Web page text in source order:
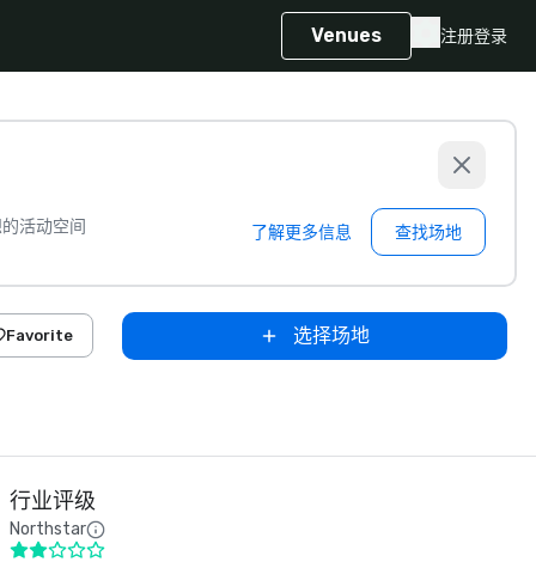
Venues 注册登录
活动空间 了解更多信息 查找场地
Favorite 选择场地
行业评级
Northstar